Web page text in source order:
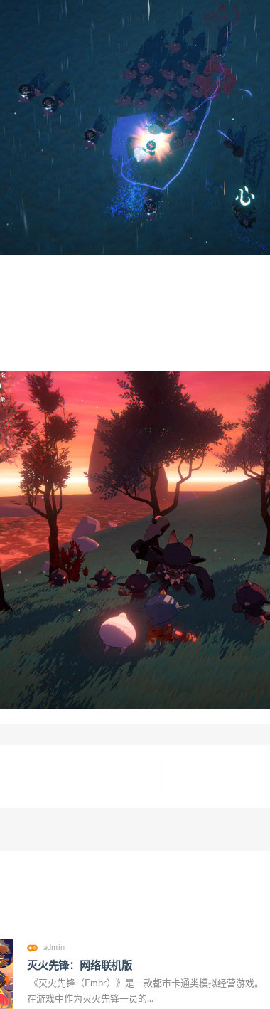
admin
灭火先锋：网络联机版
《灭火先锋（Embr）》是一款都市卡通类模拟经营游戏。
在游戏中作为灭火先锋一员的...